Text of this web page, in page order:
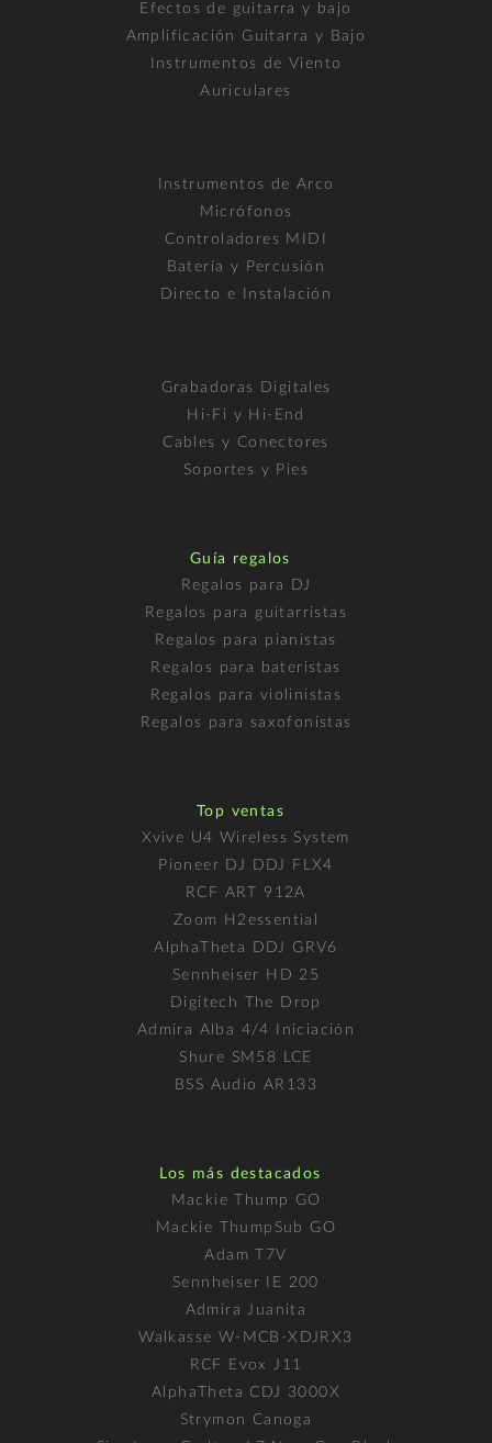
Efectos de guitarra y bajo
Amplificación Guitarra y Bajo
Instrumentos de Viento
Auriculares
Instrumentos de Arco
Micrófonos
Controladores MIDI
Batería y Percusión
Directo e Instalación
Grabadoras Digitales
Hi-Fi y Hi-End
Cables y Conectores
Soportes y Pies
Guía regalos
Regalos para DJ
Regalos para guitarristas
Regalos para pianistas
Regalos para bateristas
Regalos para violinistas
Regalos para saxofonistas
Top ventas
Xvive U4 Wireless System
Pioneer DJ DDJ FLX4
RCF ART 912A
Zoom H2essential
AlphaTheta DDJ GRV6
Sennheiser HD 25
Digitech The Drop
Admira Alba 4/4 Iniciación
Shure SM58 LCE
BSS Audio AR133
Los más destacados
Mackie Thump GO
Mackie ThumpSub GO
Adam T7V
Sennheiser IE 200
Admira Juanita
Walkasse W-MCB-XDJRX3
RCF Evox J11
AlphaTheta CDJ 3000X
Strymon Canoga